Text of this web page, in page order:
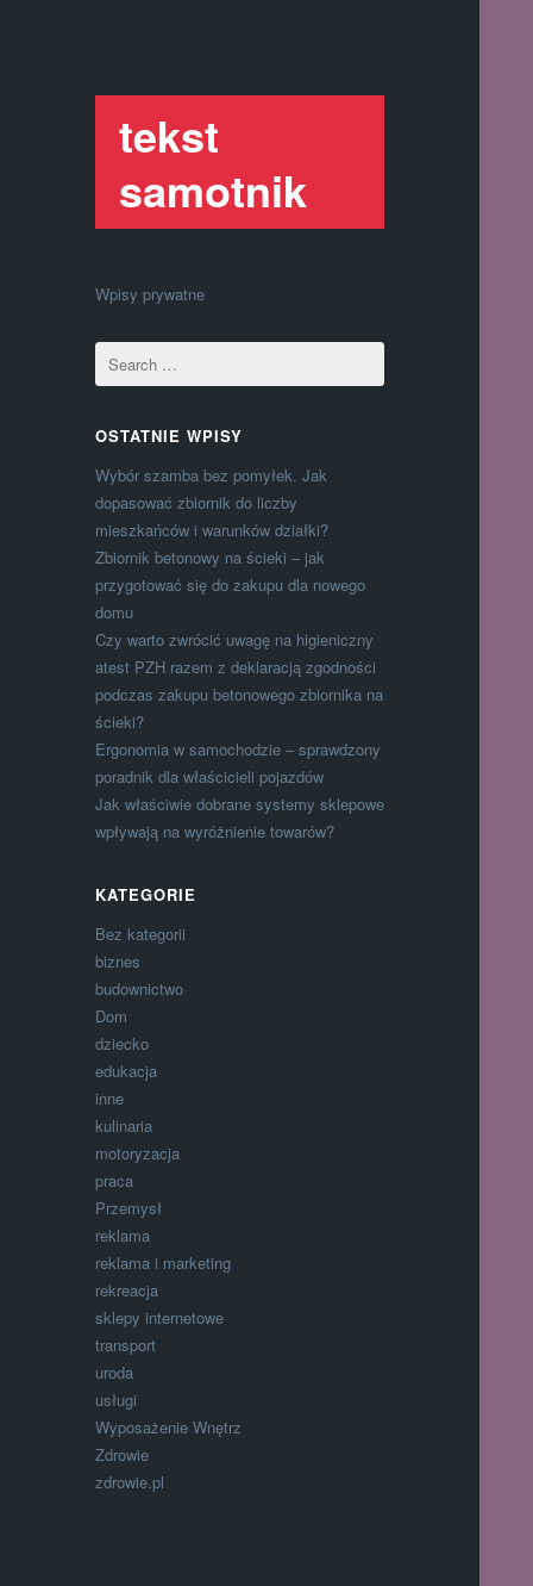
tekst
samotnik
Wpisy prywatne
OSTATNIE WPISY
Wybór szamba bez pomyłek. Jak
dopasować zbiornik do liczby
mieszkańców i warunków działki?
Zbiornik betonowy na ścieki – jak
przygotować się do zakupu dla nowego
domu
Czy warto zwrócić uwagę na higieniczny
atest PZH razem z deklaracją zgodności
podczas zakupu betonowego zbiornika na
ścieki?
Ergonomia w samochodzie – sprawdzony
poradnik dla właścicieli pojazdów
Jak właściwie dobrane systemy sklepowe
wpływają na wyróżnienie towarów?
KATEGORIE
Bez kategorii
biznes
budownictwo
Dom
dziecko
edukacja
inne
kulinaria
motoryzacja
praca
Przemysł
reklama
reklama i marketing
rekreacja
sklepy internetowe
transport
uroda
usługi
Wyposażenie Wnętrz
Zdrowie
zdrowie.pl